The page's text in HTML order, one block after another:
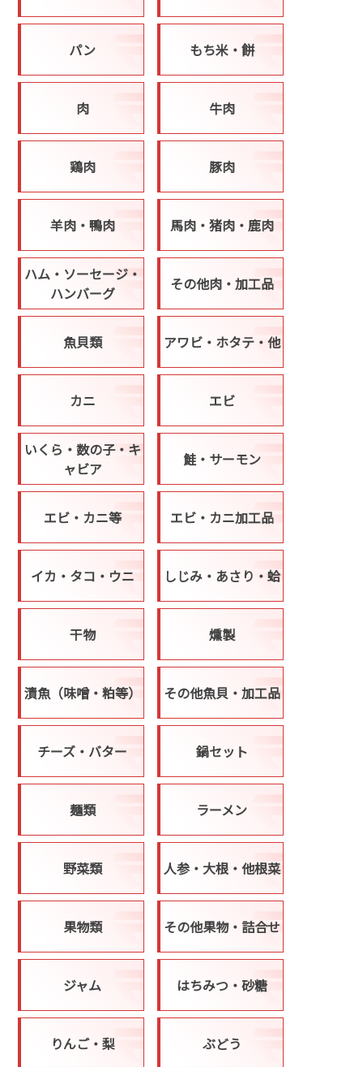
パン もち米・餅
肉 牛肉
鶏肉 豚肉
羊肉・鴨肉 馬肉・猪肉・鹿肉
ハム・ソーセージ・
ハンバーグ
その他肉・加工品
魚貝類 アワビ・ホタテ・他
カニ エビ
いくら・数の子・キ
ャビア
鮭・サーモン
エビ・カニ等 エビ・カニ加工品
イカ・タコ・ウニ しじみ・あさり・蛤
干物 燻製
漬魚（味噌・粕等） その他魚貝・加工品
チーズ・バター 鍋セット
麺類 ラーメン
野菜類 人参・大根・他根菜
果物類 その他果物・詰合せ
ジャム はちみつ・砂糖
りんご・梨 ぶどう